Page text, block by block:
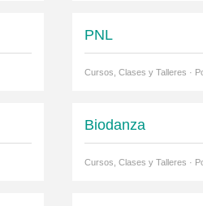
PNL
Cursos, Clases y Talleres ·
Biodanza
Cursos, Clases y Talleres ·